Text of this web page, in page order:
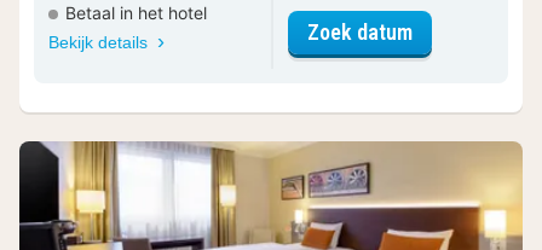
Betaal in het hotel
Bekijk details Zoek datumvoor